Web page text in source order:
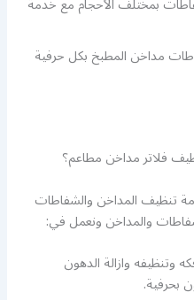
مداخن المطبخ بكل حرفية
فلاتر مداخن مطاعم؟
تنظيف المداخن والشفاطات
والمداخن ونعمل في:
وتنظيفه وازالة الدهون
بحرفية.